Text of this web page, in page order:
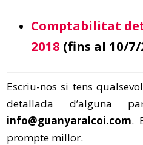
Comptabilitat
2018 (fins al 10/7/
Escriu-nos si tens
detallada d’alguna
info@guanyaralcoi.com.
prompte millor.